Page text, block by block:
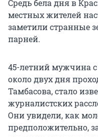
Средь бела дня в
местных жителей
заметили странные
парней.
45-летний мужчина
около двух дня
Тамбасова, стало
журналистских
Они увидели, как
предположительно,